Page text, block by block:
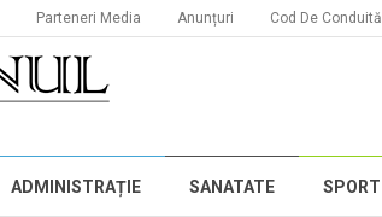
Parteneri Media Anunțuri Cod De Conduită
ADMINISTRAȚIE SANATATE SPORT